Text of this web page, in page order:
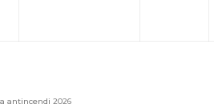
antincendi 2026